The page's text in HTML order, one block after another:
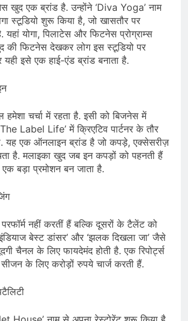
खुद एक ब्रांड है. उन्होंने ‘Diva Yoga’ नाम
स्टूडियो शुरू किया है, जो खासतौर पर
योगा, पिलाटेस और फिटनेस प्रोग्राम्स
फिटनेस देखकर लोग इस स्टूडियो पर
इसे एक हाई-एंड ब्रांड बनाता है.
हमेशा चर्चा में रहता है. इसी को बिजनेस में
Label Life’ में क्रिएटिव पार्टनर के तौर
यह एक ऑनलाइन ब्रांड है जो कपड़े, एक्सेसरीज़
है. मलाइका खुद जब इन कपड़ों को पहनती हैं
बड़ा प्रमोशन बन जाता है.
नहीं करतीं हैं बल्कि दूसरों के टैलेंट को
बेस्ट डांसर’ और ‘झलक दिखला जा’ जैसे
चैनल के लिए फायदेमंद होती है. एक रिपोर्ट्स
के लिए करोड़ों रुपये चार्ज करती हैं.